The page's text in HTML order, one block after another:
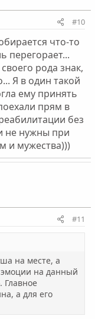
#10
что-то
перегорает...
рода знак,
Я в один такой
ему принять
прям в
без
не нужны при
и мужества)))
#11
на месте, а
эмоции на данный
Главное
а для его